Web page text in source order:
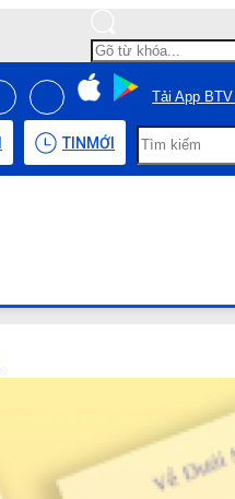
Tải App
TIN MỚI